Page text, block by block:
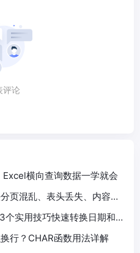
评论
横向查询数据一学就会
页混乱、表头丢失、内容截
实用技巧快速转换日期和数
行？CHAR函数用法详解